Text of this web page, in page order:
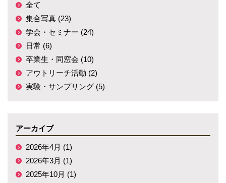
全て
集合写真 (23)
学会・セミナー (24)
日常 (6)
卒業生・同窓会 (10)
アウトリーチ活動 (2)
実験・サンプリング (5)
アーカイブ
2026年4月 (1)
2026年3月 (1)
2025年10月 (1)